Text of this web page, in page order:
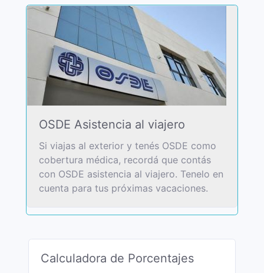
OSDE Asistencia al viajero
Si viajas al exterior y tenés OSDE como
cobertura médica, recordá que contás
con OSDE asistencia al viajero. Tenelo en
cuenta para tus próximas vacaciones.
Calculadora de Porcentajes